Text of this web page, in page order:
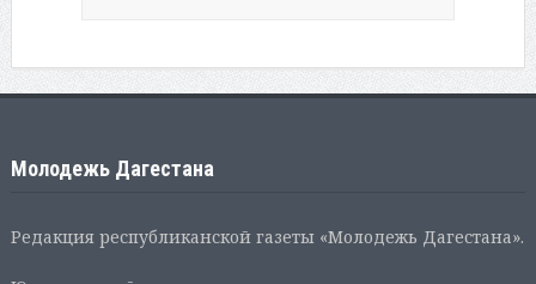
Молодежь Дагестана
Редакция республиканской газеты «Молодежь Дагестана».